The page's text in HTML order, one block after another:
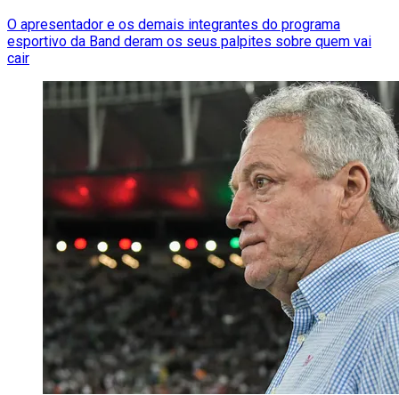
O apresentador e os demais integrantes do programa
esportivo da Band deram os seus palpites sobre quem vai
cair